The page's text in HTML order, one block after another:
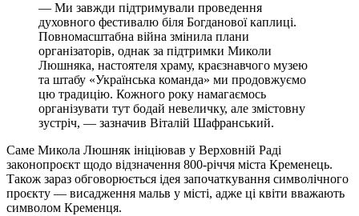
— Ми завжди підтримували проведення
духовного фестивалю біля Богданової каплиці.
Повномасштабна війна змінила плани
організаторів, однак за підтримки Миколи
Люшняка, настоятеля храму, краєзнавчого музею
та штабу «Українська команда» ми продовжуємо
цю традицію. Кожного року намагаємось
організувати тут бодай невеличку, але змістовну
зустріч, — зазначив Віталій Шафранський.
Саме Микола Люшняк ініціював у Верховній Раді
законопроєкт щодо відзначення 800-річчя міста Кременець.
Також зараз обговорюється ідея започаткування символічного
проєкту — висадження мальв у місті, адже ці квіти вважають
символом Кременця.